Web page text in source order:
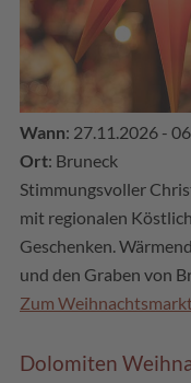
Wann: 27.11.2026 -
Ort: Bruneck
Stimmungsvoller
mit regionalen
Geschenken.
und den Graben von
Zum
Dolomiten